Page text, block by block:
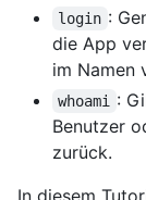
login :
die App
im Namen
whoami
:
Benutzer
zurück.